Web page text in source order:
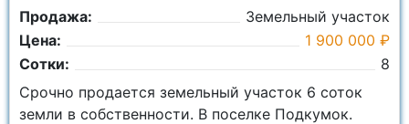
Продажа:
Земельный участок
Цена:
1 900 000 ₽
Сотки:
8
Срочно продается земельный участок 6 соток
земли в собственности. В поселке Подкумок.